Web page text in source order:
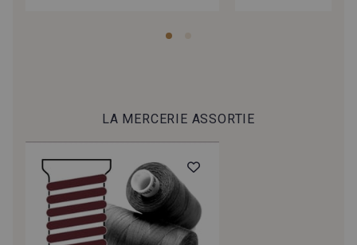
9663 - Fuschia
4067 - Sienne
LA MERCERIE ASSORTIE